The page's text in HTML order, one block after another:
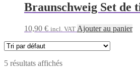
Braunschweig Set de
10,90 € incl. VAT Ajouter au panier
5 résultats affichés